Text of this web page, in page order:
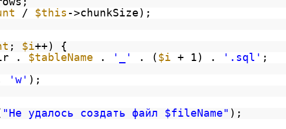
/ $this ->chunkSize);
; $i++) {
. $tableName . '_' . ( $i + 1) . '.sql' ;
'w' );
"Не удалось создать файл $fileName" );